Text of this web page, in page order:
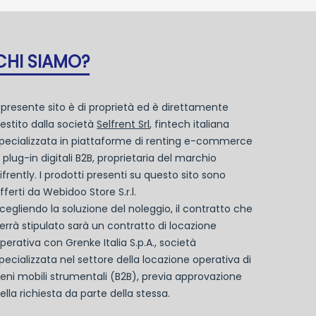
SIAMO?
presente sito è di proprietà ed è direttamente
dalla società Selfrent Srl, fintech italiana
in piattaforme di renting e-commerce
plug-in digitali B2B, proprietaria del marchio
I prodotti presenti su questo sito sono
da Webidoo Store S.r.l.
la soluzione del noleggio, il contratto che
stipulato sarà un contratto di locazione
con Grenke Italia S.p.A., società
nel settore della locazione operativa di
mobili strumentali (B2B), previa approvazione
richiesta da parte della stessa.